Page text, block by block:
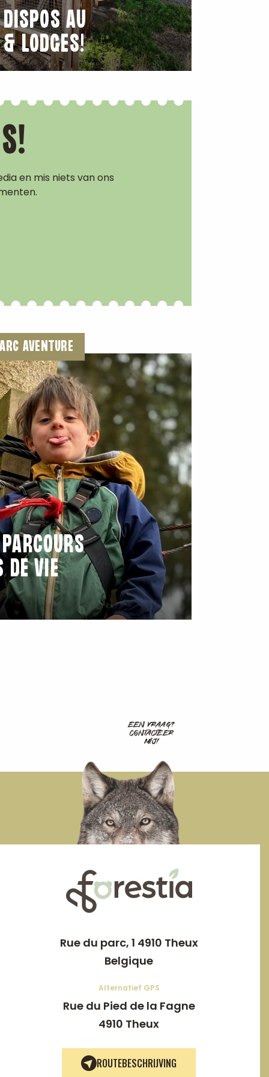
AU
LODGES!
en mis niets van ons
AVENTURE
DE VIE
EEN VRAAG?
CONTACTEER
MIJ!
Rue du parc, 1 4910 Theux
Belgique
Alternatief GPS
Rue du Pied de la Fagne
4910 Theux
ROUTEBESCHRIJVING